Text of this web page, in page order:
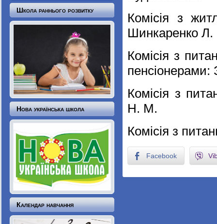
Школа раннього розвитку
Нова українська школа
Календар навчання
Комісія з
Шинкаренко
Комісія з
пенсіонерами:
Комісія з
Н. М.
Комісія з
Facebook